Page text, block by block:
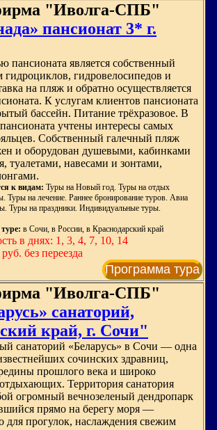
"Иволга-СПБ"
пансионат 3* г.
пансионата является собственный
гидроциклов, гидровелосипедов и
на пляж и обратно осуществляется
К услугам клиентов пансионата
бассейн. Питание трёхразовое. В
учтены интересы самых
Собственный галечный пляж
и оборудован душевыми, кабинками
туалетами, навесами и зонтами,
к видам: Туры на Новый год. Туры на отдых
Туры на лечение. Раннее бронирование туров. Авиа
Туры на праздники. Индивидуальные туры.
в Сочи, в России, в Краснодарский край
в днях: 1, 3, 4, 7, 10, 14
без переезда
Программа тура
"Иволга-СПБ"
санаторий,
край, г. Сочи"
санаторий «Беларусь» в Сочи — одна
сочинских здравниц,
прошлого века и широко
Территория санатория
огромный вечнозеленый дендропарк
прямо на берегу моря —
для прогулок, наслаждения свежим